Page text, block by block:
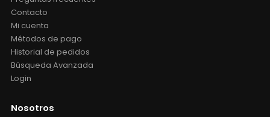
Contacto
Mi cuenta
Métodos de pago
Historial de pedidos
Búsqueda Avanzada
Login
Nosotros